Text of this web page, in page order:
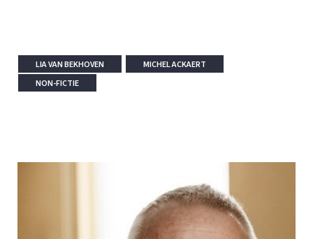
LIA VAN BEKHOVEN
MICHEL ACKAERT
NON-FICTIE